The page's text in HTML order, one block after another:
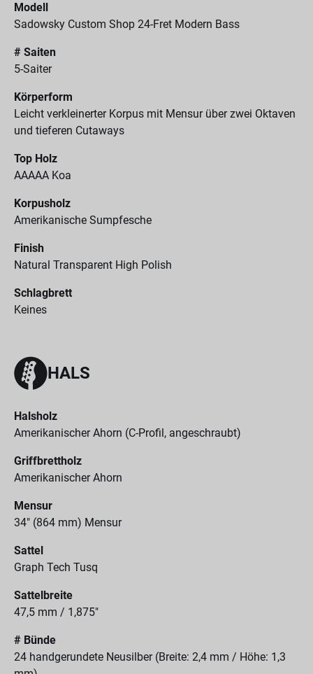
Modell
Sadowsky Custom Shop 24-Fret Modern Bass
# Saiten
5-Saiter
Körperform
Leicht verkleinerter Korpus mit Mensur über zwei Oktaven
und tieferen Cutaways
Top Holz
AAAAA Koa
Korpusholz
Amerikanische Sumpfesche
Finish
Natural Transparent High Polish
Schlagbrett
Keines
HALS
Halsholz
Amerikanischer Ahorn (C-Profil, angeschraubt)
Griffbrettholz
Amerikanischer Ahorn
Mensur
34" (864 mm) Mensur
Sattel
Graph Tech Tusq
Sattelbreite
47,5 mm / 1,875"
# Bünde
24 handgerundete Neusilber (Breite: 2,4 mm / Höhe: 1,3